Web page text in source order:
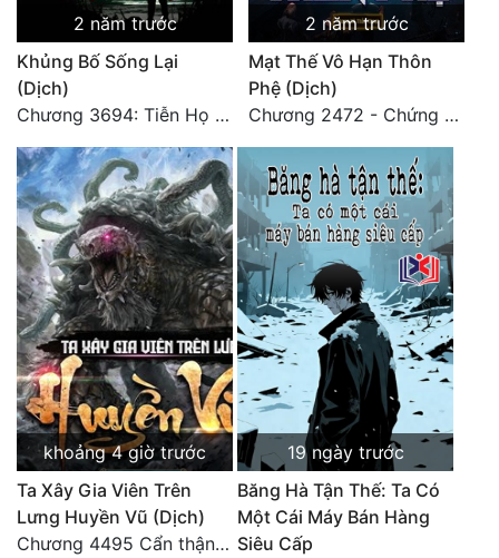
2 năm trước
Khủng Bố Sống Lại
(Dịch)
Chương 3694: Tiễn Họ Đoạn Đường Cuối - Hoàn
2 năm trước
Mạt Thế Vô Hạn Thôn
Phệ (Dịch)
Chương 2472 - Chứng đạo vĩnh hằng! (Đại kết cục) (4)
khoảng 4 giờ trước
Ta Xây Gia Viên Trên
Lưng Huyền Vũ (Dịch)
Chương 4495 Cẩn thận một chút vẫn là tốt.
19 ngày trước
Băng Hà Tận Thế: Ta Có
Một Cái Máy Bán Hàng
Siêu Cấp